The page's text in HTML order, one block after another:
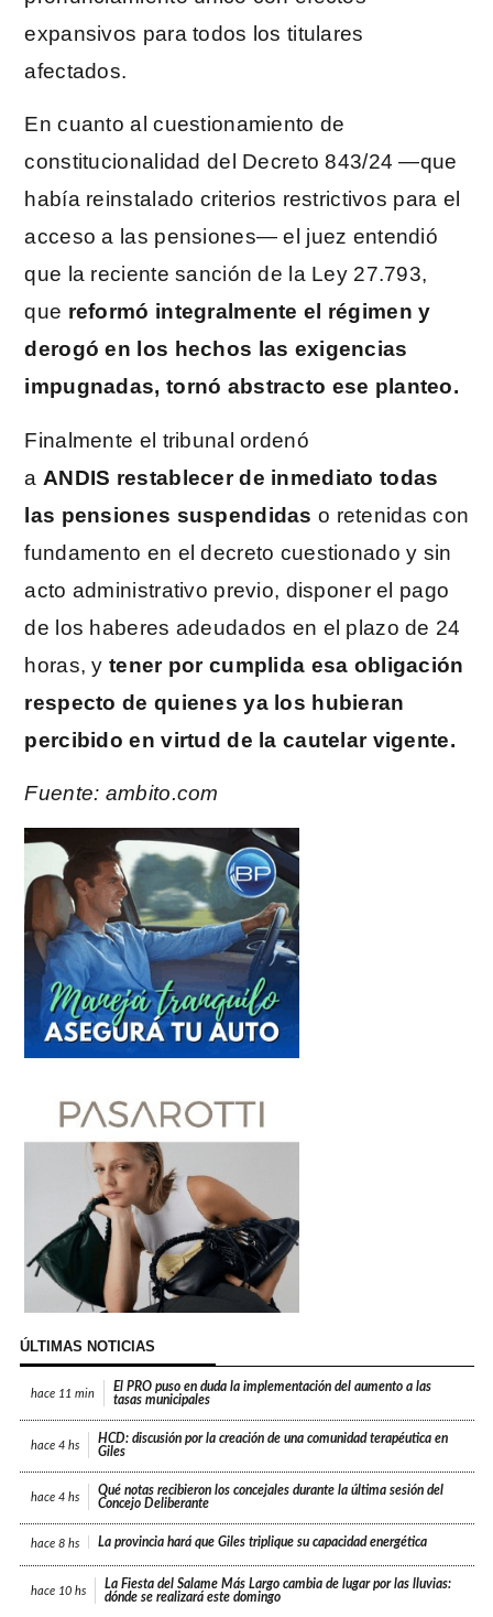
expansivos para todos los titulares
afectados.
En cuanto al cuestionamiento de
constitucionalidad del Decreto 843/24 —que
había reinstalado criterios restrictivos para el
acceso a las pensiones— el juez entendió
que la reciente sanción de la Ley 27.793,
que reformó integralmente el régimen y
derogó en los hechos las exigencias
impugnadas, tornó abstracto ese planteo.
Finalmente el tribunal ordenó
a ANDIS restablecer de inmediato todas
las pensiones suspendidas o retenidas con
fundamento en el decreto cuestionado y sin
acto administrativo previo, disponer el pago
de los haberes adeudados en el plazo de 24
horas, ytener por cumplida esa obligación
respecto de quienes ya los hubieran
percibido en virtud de la cautelar vigente.
Fuente: ambito.com
ÚLTIMAS NOTICIAS
hace 11 min
El PRO puso en duda la implementación del aumento a las
tasas municipales
hace 4 hs
HCD: discusión por la creación de una comunidad terapéutica en
Giles
hace 4 hs
Qué notas recibieron los concejales durante la última sesión del
Concejo Deliberante
hace 8 hs La provincia hará que Giles triplique su capacidad energética
hace 10 hs
La Fiesta del Salame Más Largo cambia de lugar por las lluvias:
dónde se realizará este domingo